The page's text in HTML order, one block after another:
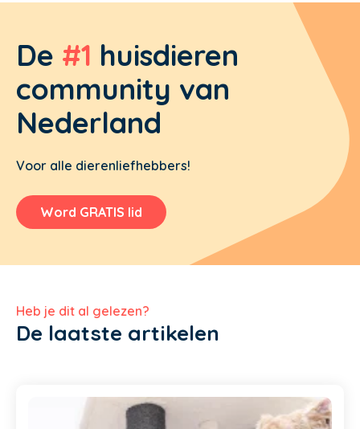
De #1 huisdieren
community van
Nederland
Voor alle dierenliefhebbers!
Word GRATIS lid
Heb je dit al gelezen?
De laatste artikelen